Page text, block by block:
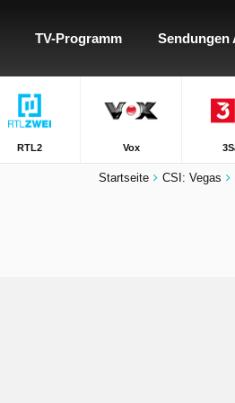
TV-Programm Sendungen
RTL2 Vox
Startseite CSI: Vegas